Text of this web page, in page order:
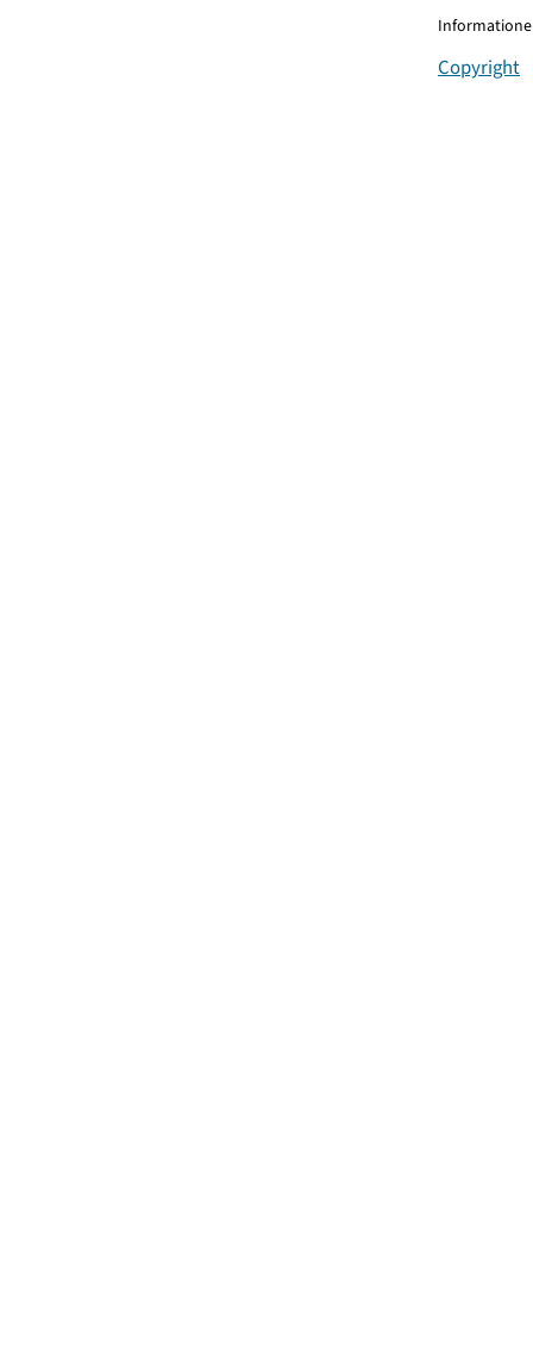
Copyright